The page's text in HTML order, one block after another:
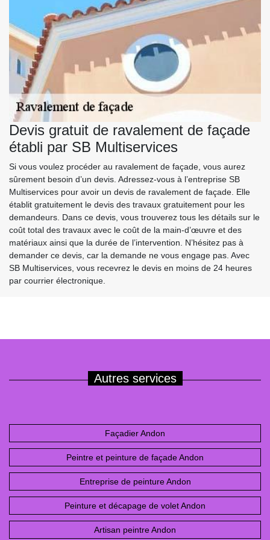
Devis gratuit de ravalement de façade
établi par SB Multiservices
Si vous voulez procéder au ravalement de façade, vous aurez
sûrement besoin d’un devis. Adressez-vous à l’entreprise SB
Multiservices pour avoir un devis de ravalement de façade. Elle
établit gratuitement le devis des travaux gratuitement pour les
demandeurs. Dans ce devis, vous trouverez tous les détails sur le
coût total des travaux avec le coût de la main-d’œuvre et des
matériaux ainsi que la durée de l’intervention. N’hésitez pas à
demander ce devis, car la demande ne vous engage pas. Avec
SB Multiservices, vous recevrez le devis en moins de 24 heures
par courrier électronique.
Autres services
Façadier Andon
Peintre et peinture de façade Andon
Entreprise de peinture Andon
Peinture et décapage de volet Andon
Artisan peintre Andon